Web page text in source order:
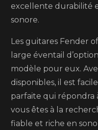
excellente durabilité
sonore.
Les guitares Fender
large éventail
modèle pour eux.
disponibles, il est
parfaite qui répondra
vous êtes à la
fiable et riche en